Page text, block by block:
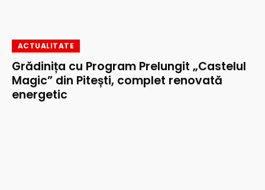
ACTUALITATE
Grădinița cu Program Prelungit „Castelul
Magic” din Pitești, complet renovată
energetic